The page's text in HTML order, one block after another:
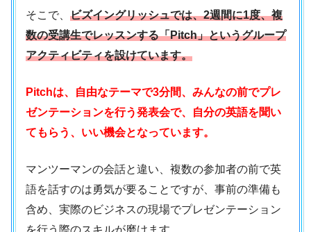
そこで、 ビズイングリッシュでは、2週間に1度、複
数の受講生でレッスンする「Pitch」というグループ
アクティビティを設けています。
Pitchは、自由なテーマで3分間、みんなの前でプレ
ゼンテーションを行う発表会で、自分の英語を聞い
てもらう、いい機会となっています。
マンツーマンの会話と違い、複数の参加者の前で英
語を話すのは勇気が要ることですが、事前の準備も
含め、実際のビジネスの現場でプレゼンテーション
を行う際のスキルが磨けます。